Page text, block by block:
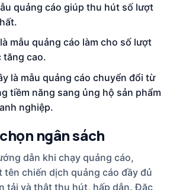
quảng cáo giúp thu hút số lượt
mẫu quảng cáo làm cho số lượt
tăng cao.
là mẫu quảng cáo chuyển đổi từ
tiềm năng sang ủng hộ sản phẩm
nghiệp.
ngân sách
dẫn khi chạy quảng cáo,
tên chiến dịch quảng cáo đầy đủ
tải và thật thu hút, hấp dẫn. Đặc